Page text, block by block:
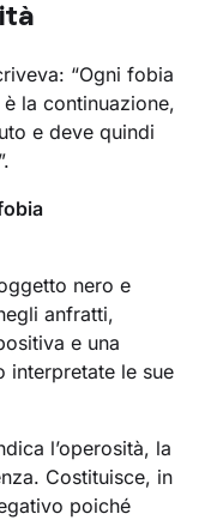
“Ogni fobia
è la continuazione,
e deve quindi
nero e
anfratti,
e una
interpretate le sue
l’operosità, la
Costituisce, in
poiché